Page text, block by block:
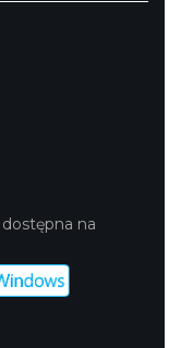
dostępna na